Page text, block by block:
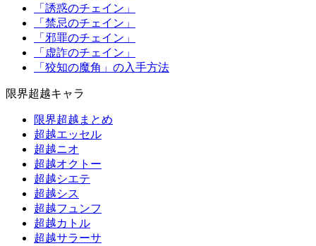
「誘惑のチェイン」
「禁忌のチェイン」
「邪罪のチェイン」
「虚詐のチェイン」
「狡知の魔角」の入手方法
限界超越キャラ
限界超越まとめ
超越エッセル
超越ニオ
超越オクトー
超越シエテ
超越シス
超越フュンフ
超越カトル
超越サラーサ